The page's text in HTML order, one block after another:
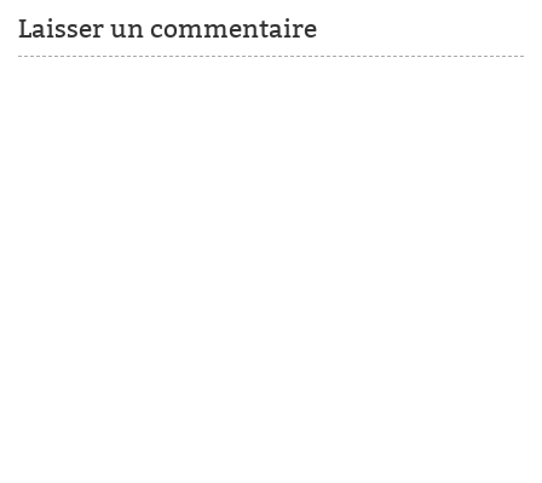
Laisser un commentaire